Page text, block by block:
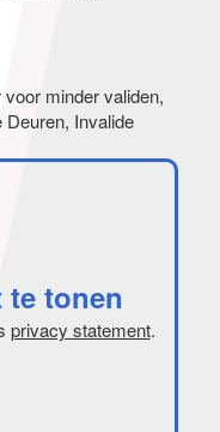
minder validen,
Invalide
te tonen
privacy statement.